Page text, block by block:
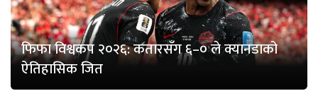
फिफा विश्वकप २०२६: कतारसँग ६–० ले क्यानडाको
ऐतिहासिक जित